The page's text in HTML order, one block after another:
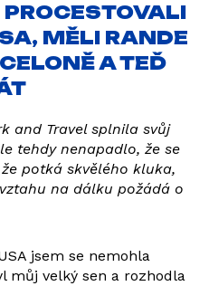
PROCESTOVALI
MĚLI RANDE
A TEĎ
and Travel splnila svůj
tehdy nenapadlo, že se
potká skvělého kluka,
na dálku požádá o
jsem se nemohla
můj velký sen a rozhodla